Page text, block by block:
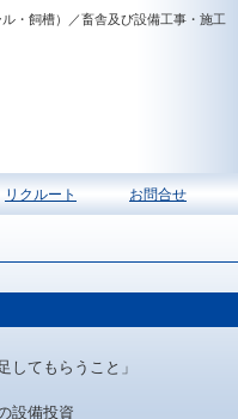
・飼槽）／畜舎及び設備工事・施工
リクルート お問合せ
してもらうこと」
設備投資